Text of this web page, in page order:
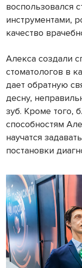
воспользовался
инструментами,
качество
Алекса создали
стоматологов в
дает обратную
десну,
зуб. Кроме того,
способностям
научатся
постановки